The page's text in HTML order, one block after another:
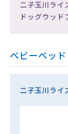
二子玉川ライ
ドッグウッド
ベビーベッド
二子玉川ライ